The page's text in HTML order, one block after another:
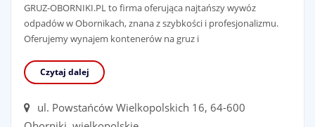
GRUZ-OBORNIKI.PL to firma oferująca najtańszy wywóz
odpadów w Obornikach, znana z szybkości i profesjonalizmu.
Oferujemy wynajem kontenerów na gruz i
Czytaj dalej
ul. Powstańców Wielkopolskich 16, 64-600